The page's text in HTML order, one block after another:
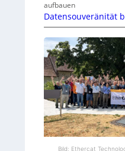
aufbauen
Datensouveränität
Bild: Ethercat